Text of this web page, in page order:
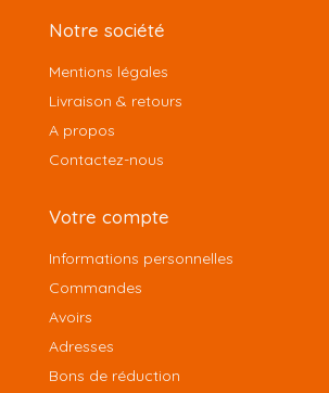
Notre société
Mentions légales
Livraison & retours
A propos
Contactez-nous
Votre compte
Informations personnelles
Commandes
Avoirs
Adresses
Bons de réduction